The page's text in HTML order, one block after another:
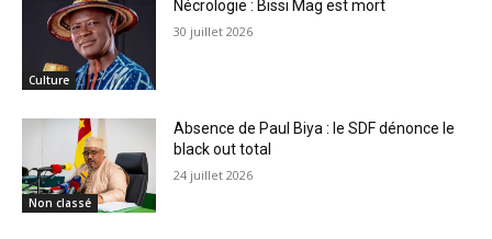
Culture
Nécrologie : Bissi Mag est mort
30 juillet 2026
Non classé
Absence de Paul Biya : le SDF dénonce le
black out total
24 juillet 2026